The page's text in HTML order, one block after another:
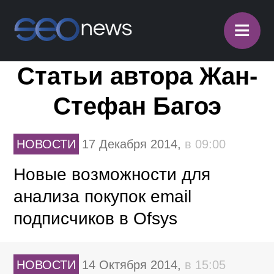
≡
Статьи автора Жан-
Стефан Багоэ
НОВОСТИ 17 Декабря 2014, в 09:00
Новые возможности для
анализа покупок email
подписчиков в Ofsys
НОВОСТИ 14 Октября 2014, в 15:05